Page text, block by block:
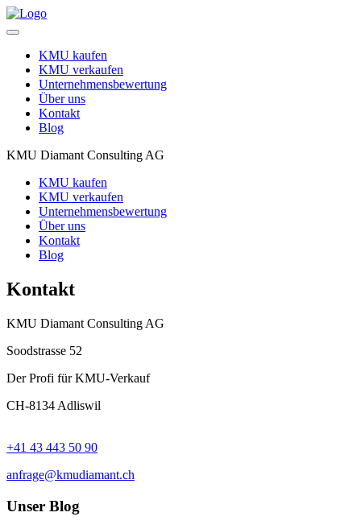
Toggle
navigationKMU kaufen
KMU verkaufen
Unternehmensbewertung
Über uns
Kontakt
Blog
KMU Diamant Consulting AG
KMU kaufen
KMU verkaufen
Unternehmensbewertung
Über uns
Kontakt
Blog
Kontakt
KMU Diamant Consulting AG
Soodstrasse 52
Der Profi für KMU-Verkauf
CH-8134 Adliswil
+41 43 443 50 90
anfrage@kmudiamant.ch
Unser Blog